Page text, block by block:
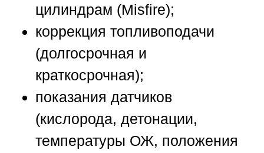
цилиндрам (Misfire);
коррекция топливоподачи
(долгосрочная и
краткосрочная);
показания датчиков
(кислорода, детонации,
температуры ОЖ, положения